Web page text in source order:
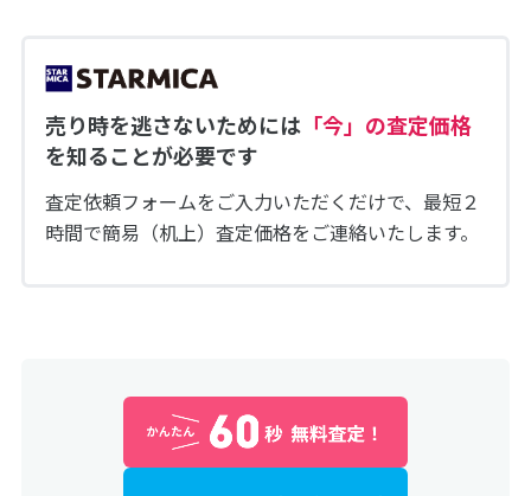
売り時を逃さないためには「今」の査定価格
を知ることが必要です
査定依頼フォームをご入力いただくだけで、最短２
時間で簡易（机上）査定価格をご連絡いたします。